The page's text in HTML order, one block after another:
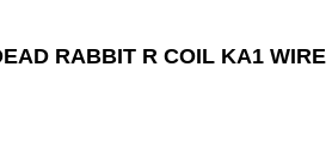
RABBIT R COIL KA1